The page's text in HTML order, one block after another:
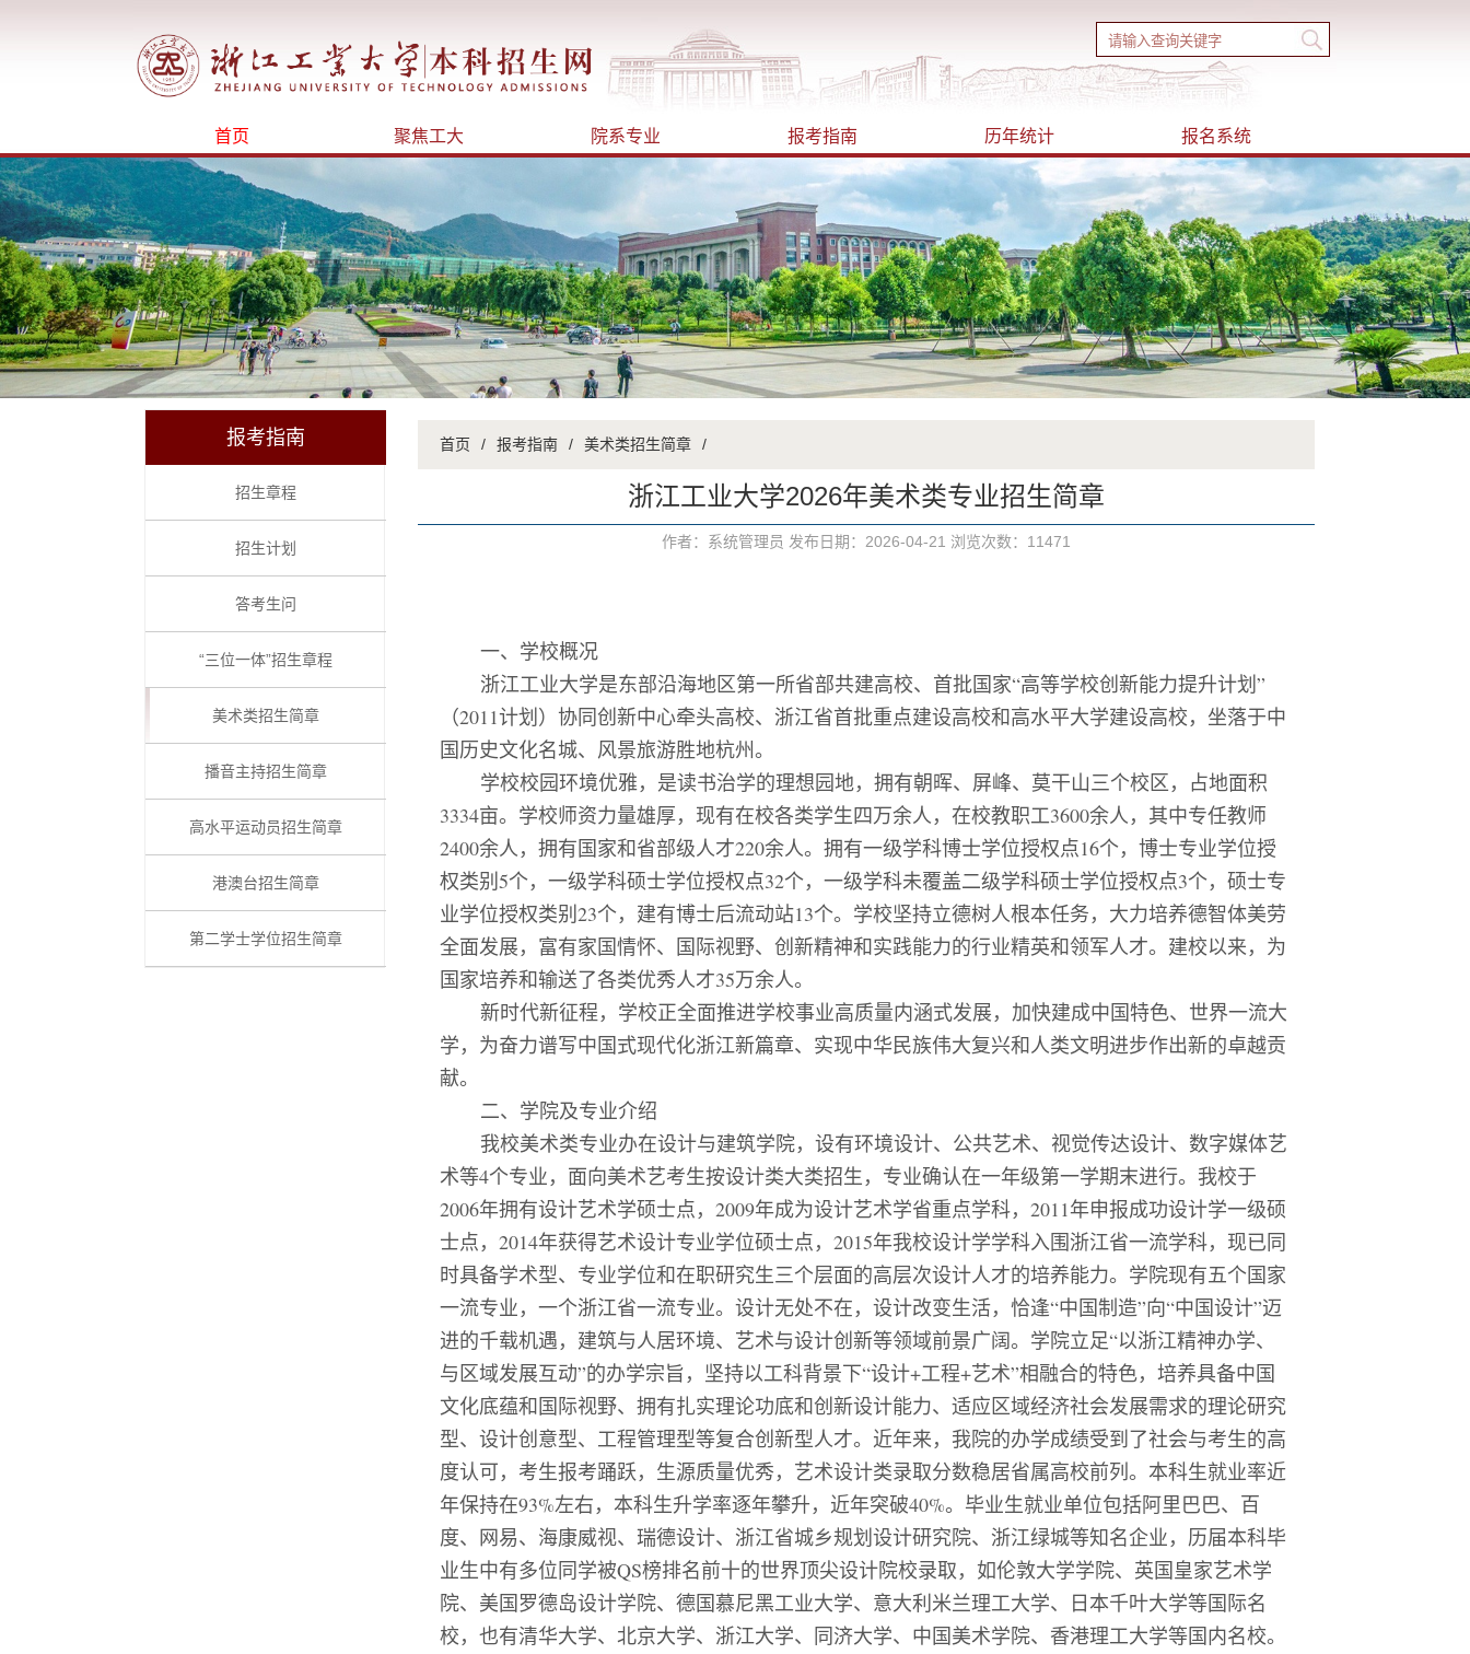
首页 聚焦工大 院系专业 报考指南 历年统计 报名系统
报考指南
招生章程
招生计划
答考生问
“三位一体”招生章程
美术类招生简章
播音主持招生简章
高水平运动员招生简章
港澳台招生简章
第二学士学位招生简章
首页 / 报考指南 / 美术类招生简章 /
浙江工业大学2026年美术类专业招生简章
作者：系统管理员 发布日期：2026-04-21 浏览次数： 11471
一、学校概况
浙江工业大学是东部沿海地区第一所省部共建高校、首批国家“高等学校创新能力提升计划”
（2011计划）协同创新中心牵头高校、浙江省首批重点建设高校和高水平大学建设高校，坐落于中
国历史文化名城、风景旅游胜地杭州。
学校校园环境优雅，是读书治学的理想园地， 拥有朝晖、屏峰、莫干山三个校区，占地面积
3334亩。 学校师资力量雄厚，现有在校各类学生四万余人， 在校教职工3600余人，其中专任教师
2400余人， 拥有国家和省部级人才220余人。拥有一级学科博士学位授权点16个，博士专业学位授
权类别5个，一级学科硕士学位授权点32个，一级学科未覆盖二级学科硕士学位授权点3个，硕士专
业学位授权类别23个，建有博士后流动站13个。 学校坚持立德树人根本任务，大力培养德智体美劳
全面发展，富有家国情怀、国际视野、创新精神和实践能力的行业精英和领军人才。建校以来，为
国家培养和输送了各类优秀人才35万余人。
新时代新征程， 学校正全面推进学校事业高质量内涵式发展，加快建成中国特色、世界一流大
学，为奋力谱写中国式现代化浙江新篇章、实现中华民族伟大复兴和人类文明进步作出新的卓越贡
献。
二、学院及专业介绍
我校美术类专业办在设计与建筑学院，设有环境设计、公共艺术、视觉传达设计、数字媒体艺
术等4个专业，面向美术艺考生按设计类大类招生，专业确认在一年级第一学期末进行。我校于
2006年拥有设计艺术学硕士点， 2009年成为设计艺术学省重点学科， 2011年申报成功设计学一级硕
士点， 2014年获得艺术设计专业学位硕士点， 2015年我校设计学学科入围浙江省一流学科，现已同
时具备学术型、专业学位和在职研究生三个层面的高层次设计人才的培养能力。学院现有五个国家
一流专业，一个浙江省一流专业。设计无处不在，设计改变生活，恰逢“中国制造”向“中国设计”迈
进的千载机遇，建筑与人居环境、艺术与设计创新等领域前景广阔。学院立足“以浙江精神办学、
与区域发展互动”的办学宗旨，坚持以工科背景下“设计+工程+艺术”相融合的特色，培养具备中国
文化底蕴和国际视野、拥有扎实理论功底和创新设计能力、适应区域经济社会发展需求的理论研究
型、设计创意型、工程管理型等复合创新型人才。近年来，我院的办学成绩受到了社会与考生的高
度认可，考生报考踊跃，生源质量优秀，艺术设计类录取分数稳居省属高校前列。本科生就业率近
年保持在93%左右，本科生升学率逐年攀升，近年突破40%。毕业生就业单位包括阿里巴巴、百
度、网易、海康威视、瑞德设计、浙江省城乡规划设计研究院、浙江绿城等知名企业，历届本科毕
业生中有多位同学被QS榜排名前十的世界顶尖设计院校录取，如伦敦大学学院、英国皇家艺术学
院、美国罗德岛设计学院、德国慕尼黑工业大学、意大利米兰理工大学、日本千叶大学等国际名
校，也有清华大学、北京大学、浙江大学、同济大学、中国美术学院、香港理工大学等国内名校。